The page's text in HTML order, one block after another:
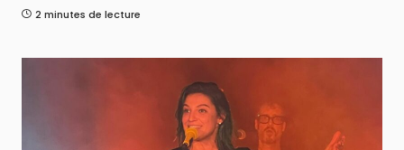
2 minutes de lecture